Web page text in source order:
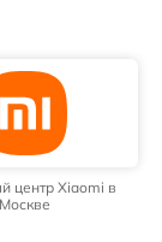
центр Xiaomi в
Москве